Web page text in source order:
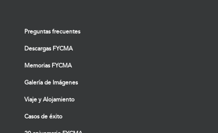
Preguntas frecuentes
Descargas FYCMA
Memorias FYCMA
Galería de Imágenes
Viaje y Alojamiento
Casos de éxito